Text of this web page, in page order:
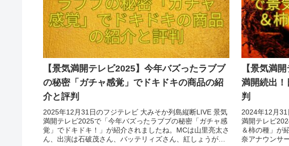
【景気満開テレビ2025】今年バズったラブブ
の秘密「ガチャ感覚」でドキドキの商品の紹
介と評判
2025年12月31日のフジテレビ 大みそか列島縦断LIVE 景気
満開テレビ2025で「今年バズったラブブの秘密「ガチャ感
覚」でドキドキ！」が紹介されましたね。MCは山里亮太さ
ん、出演は石破茂さん、バッテリィズさん、紅しょうがさ
【景気満
満開続出
判
2024年12月
満開テレビ
＆柿の種」が
奈アナウンサ